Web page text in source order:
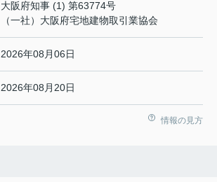
大阪府知事 (1) 第63774号
（一社）大阪府宅地建物取引業協会
2026年08月06日
2026年08月20日
情報の見方